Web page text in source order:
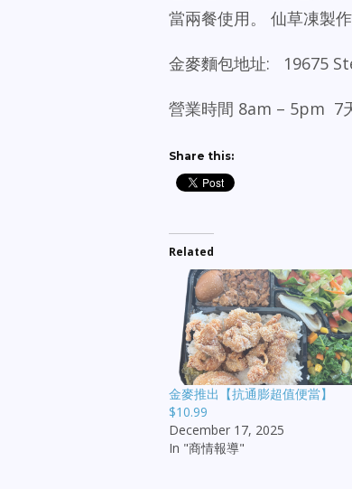
當兩餐使用。 仙草凍製
金麥麵包地址: 19675
營業時間 8am – 5pm 7
Share this:
Related
金麥推出【抗通膨超值便當】
$10.99
December 17, 2025
In "商情報導"